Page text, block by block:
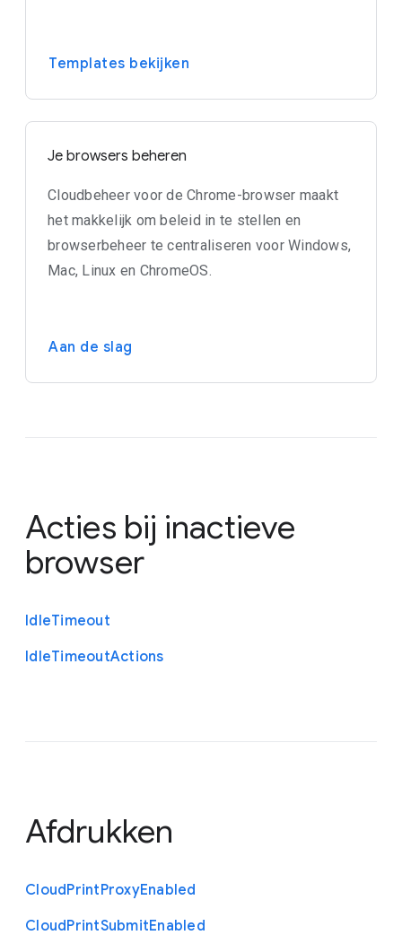
Templates bekijken
Je browsers beheren
Cloudbeheer voor de Chrome-browser maakt
het makkelijk om beleid in te stellen en
browserbeheer te centraliseren voor Windows,
Mac, Linux en ChromeOS.
Aan de slag
Acties bij inactieve
browser
IdleTimeout
IdleTimeoutActions
Afdrukken
CloudPrintProxyEnabled
CloudPrintSubmitEnabled